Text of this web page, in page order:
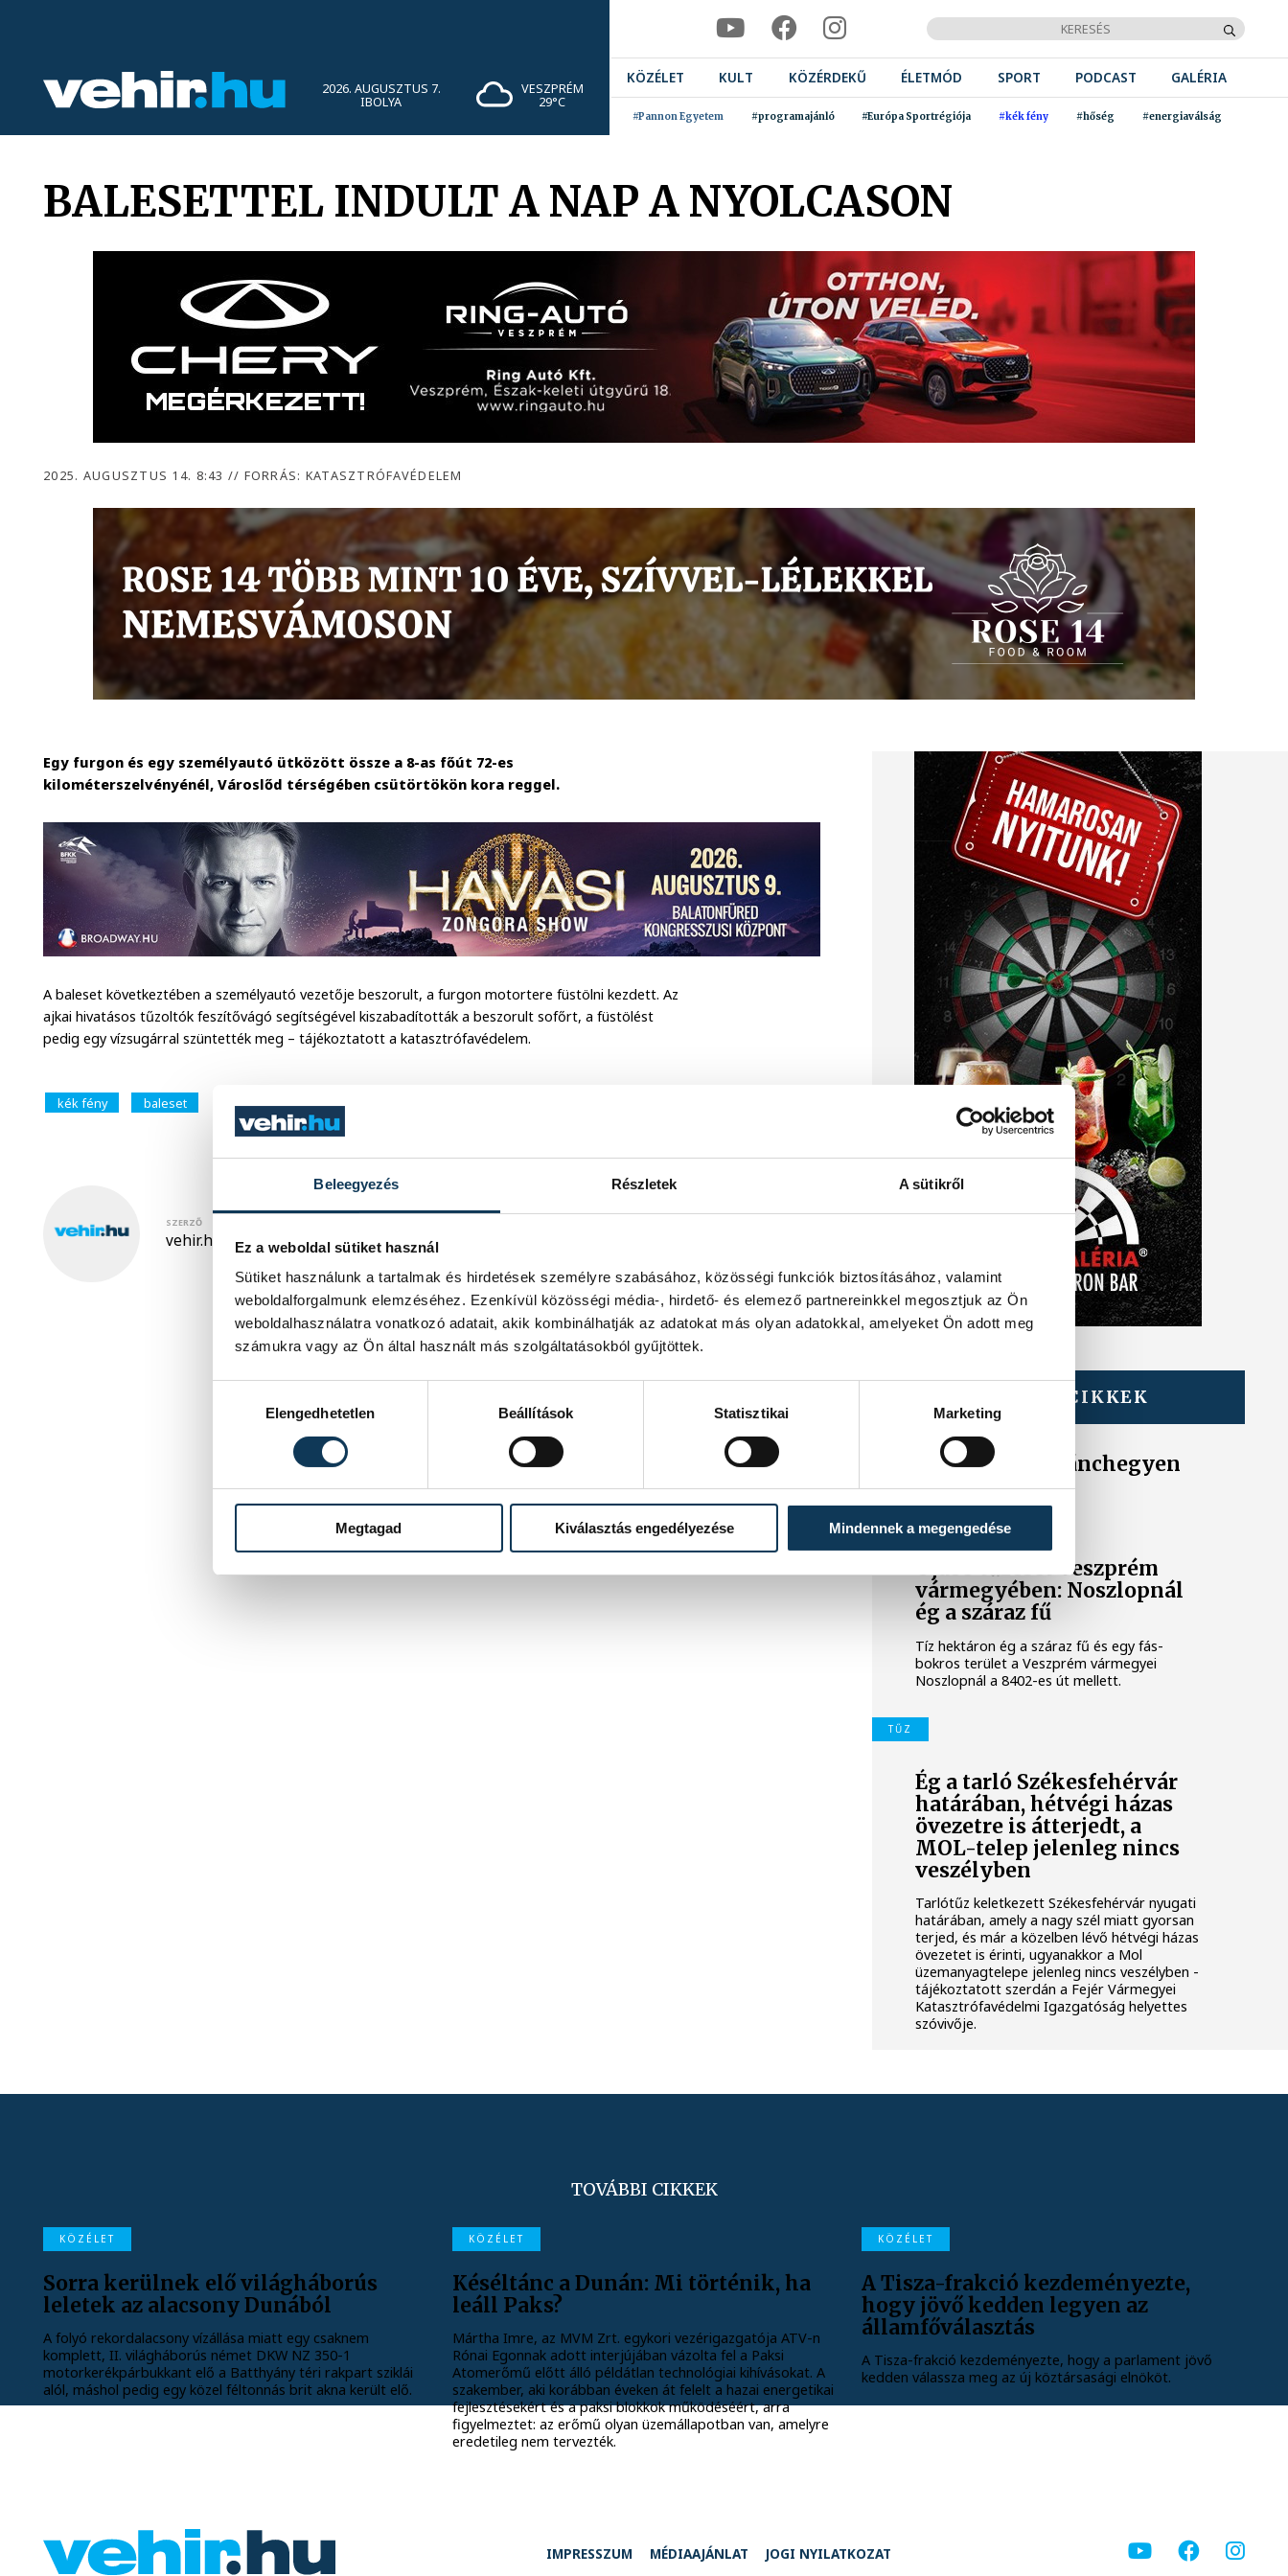
Beleegyezés Részletek A sütikről
Ez a weboldal sütiket használ
Sütiket használunk a tartalmak és hirdetések személyre szabásához, közösségi funkciók biztosításához, valamint
weboldalforgalmunk elemzéséhez. Ezenkívül közösségi média-, hirdető- és elemező partnereinkkel megosztjuk az Ön
weboldalhasználatra vonatkozó adatait, akik kombinálhatják az adatokat más olyan adatokkal, amelyeket Ön adott meg
számukra vagy az Ön által használt más szolgáltatásokból gyűjtöttek.
Elengedhetetlen
Beállítások Statisztikai Marketing
Megtagad Kiválasztás engedélyezése Mindennek a megengedése
2026. AUGUSZTUS 7.
IBOLYA
VESZPRÉM
29°C
KÖZÉLET KULT KÖZÉRDEKŰ ÉLETMÓD SPORT PODCAST GALÉRIA
#Pannon Egyetem #programajánló #Európa Sportrégiója #kék fény #hőség #energiaválság
BALESETTEL INDULT A NAP A NYOLCASON
2025. AUGUSZTUS 14. 8:43 // FORRÁS: KATASZTRÓFAVÉDELEM
Egy furgon és egy személyautó ütközött össze a 8-as főút 72-es
kilométerszelvényénél, Városlőd térségében csütörtökön kora reggel.
A baleset következtében a személyautó vezetője beszorult, a furgon motortere füstölni kezdett. Az
ajkai hivatásos tűzoltók feszítővágó segítségével kiszabadították a beszorult sofőrt, a füstölést
pedig egy vízsugárral szüntették meg – tájékoztatott a katasztrófavédelem.
kék fény baleset
SZERZŐ
vehir.hu
TOVÁBBI CIKKEK
KÉK FÉNY
Tűz van a Csobánchegyen
Újabb tűzeset Veszprém
vármegyében: Noszlopnál
ég a száraz fű
Tíz hektáron ég a száraz fű és egy fás-
bokros terület a Veszprém vármegyei
Noszlopnál a 8402-es út mellett.
TŰZ
Ég a tarló Székesfehérvár
határában, hétvégi házas
övezetre is átterjedt, a
MOL-telep jelenleg nincs
veszélyben
Tarlótűz keletkezett Székesfehérvár nyugati
határában, amely a nagy szél miatt gyorsan
terjed, és már a közelben lévő hétvégi házas
övezetet is érinti, ugyanakkor a Mol
üzemanyagtelepe jelenleg nincs veszélyben -
tájékoztatott szerdán a Fejér Vármegyei
Katasztrófavédelmi Igazgatóság helyettes
szóvivője.
TOVÁBBI CIKKEK
KÖZÉLET
Sorra kerülnek elő világháborús
leletek az alacsony Dunából
A folyó rekordalacsony vízállása miatt egy csaknem
komplett, II. világháborús német DKW NZ 350-1
motorkerékpárbukkant elő a Batthyány téri rakpart sziklái
alól, máshol pedig egy közel féltonnás brit akna került elő.
KÖZÉLET
Késéltánc a Dunán: Mi történik, ha
leáll Paks?
Mártha Imre, az MVM Zrt. egykori vezérigazgatója ATV-n
Rónai Egonnak adott interjújában vázolta fel a Paksi
Atomerőmű előtt álló példátlan technológiai kihívásokat. A
szakember, aki korábban éveken át felelt a hazai energetikai
fejlesztésekért és a paksi blokkok működéséért, arra
figyelmeztet: az erőmű olyan üzemállapotban van, amelyre
eredetileg nem tervezték.
KÖZÉLET
A Tisza-frakció kezdeményezte,
hogy jövő kedden legyen az
államfőválasztás
A Tisza-frakció kezdeményezte, hogy a parlament jövő
kedden válassza meg az új köztársasági elnököt.
IMPRESSZUM MÉDIAAJÁNLAT JOGI NYILATKOZAT